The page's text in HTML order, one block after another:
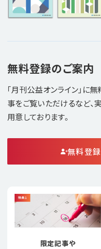
無料登録のご案内
「月刊公益オンライン」に
事をご覧いただけるなど、
用意しております。
無料登
限定記事や